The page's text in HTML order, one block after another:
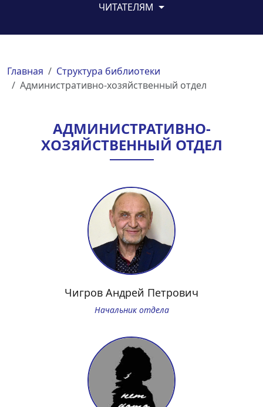
ЧИТАТЕЛЯМ
Главная
Структура библиотеки
Административно-хозяйственный отдел
АДМИНИСТРАТИВНО-
ХОЗЯЙСТВЕННЫЙ ОТДЕЛ
Чигров Андрей Петрович
Начальник отдела